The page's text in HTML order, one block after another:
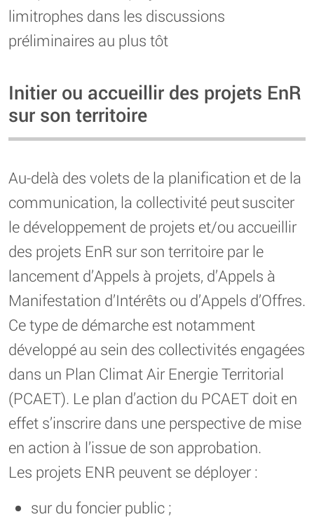
limitrophes dans les discussions
préliminaires au plus tôt
Initier ou accueillir des projets EnR
sur son territoire
Au-delà des volets de la planification et de la
communication, la collectivité peut susciter
le développement de projets et/ou accueillir
des projets EnR sur son territoire par le
lancement d’Appels à projets, d’Appels à
Manifestation d’Intérêts ou d’Appels d’Offres.
Ce type de démarche est notamment
développé au sein des collectivités engagées
dans un Plan Climat Air Energie Territorial
(PCAET). Le plan d’action du PCAET doit en
effet s’inscrire dans une perspective de mise
en action à l’issue de son approbation.
Les projets ENR peuvent se déployer :
sur du foncier public ;